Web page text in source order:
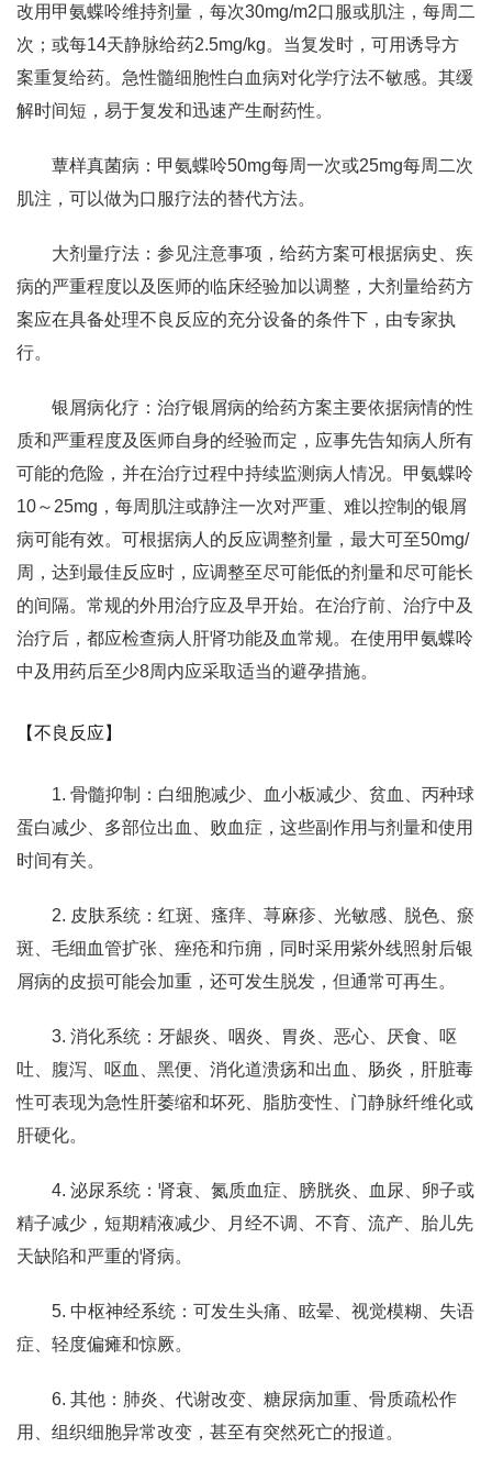
改用甲氨蝶呤维持剂量，每次30mg/m2口服或肌注，每周二
次；或每14天静脉给药2.5mg/kg。当复发时，可用诱导方
案重复给药。急性髓细胞性白血病对化学疗法不敏感。其缓
解时间短，易于复发和迅速产生耐药性。
蕈样真菌病：甲氨蝶呤50mg每周一次或25mg每周二次
肌注，可以做为口服疗法的替代方法。
大剂量疗法：参见注意事项，给药方案可根据病史、疾
病的严重程度以及医师的临床经验加以调整，大剂量给药方
案应在具备处理不良反应的充分设备的条件下，由专家执
行。
银屑病化疗：治疗银屑病的给药方案主要依据病情的性
质和严重程度及医师自身的经验而定，应事先告知病人所有
可能的危险，并在治疗过程中持续监测病人情况。甲氨蝶呤
10～25mg，每周肌注或静注一次对严重、难以控制的银屑
病可能有效。可根据病人的反应调整剂量，最大可至50mg/
周，达到最佳反应时，应调整至尽可能低的剂量和尽可能长
的间隔。常规的外用治疗应及早开始。在治疗前、治疗中及
治疗后，都应检查病人肝肾功能及血常规。在使用甲氨蝶呤
中及用药后至少8周内应采取适当的避孕措施。
【不良反应】
1. 骨髓抑制：白细胞减少、血小板减少、贫血、丙种球
蛋白减少、多部位出血、败血症，这些副作用与剂量和使用
时间有关。
2. 皮肤系统：红斑、瘙痒、荨麻疹、光敏感、脱色、瘀
斑、毛细血管扩张、痤疮和疖痈，同时采用紫外线照射后银
屑病的皮损可能会加重，还可发生脱发，但通常可再生。
3. 消化系统：牙龈炎、咽炎、胃炎、恶心、厌食、呕
吐、腹泻、呕血、黑便、消化道溃疡和出血、肠炎，肝脏毒
性可表现为急性肝萎缩和坏死、脂肪变性、门静脉纤维化或
肝硬化。
4. 泌尿系统：肾衰、氮质血症、膀胱炎、血尿、卵子或
精子减少，短期精液减少、月经不调、不育、流产、胎儿先
天缺陷和严重的肾病。
5. 中枢神经系统：可发生头痛、眩晕、视觉模糊、失语
症、轻度偏瘫和惊厥。
6. 其他：肺炎、代谢改变、糖尿病加重、骨质疏松作
用、组织细胞异常改变，甚至有突然死亡的报道。